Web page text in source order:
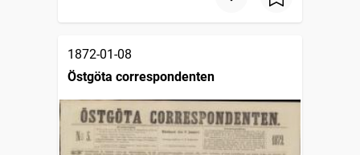
1872-01-08
Östgöta correspondenten